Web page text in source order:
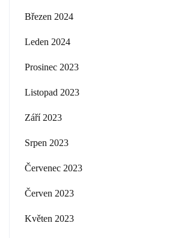
Březen 2024
Leden 2024
Prosinec 2023
Listopad 2023
Září 2023
Srpen 2023
Červenec 2023
Červen 2023
Květen 2023